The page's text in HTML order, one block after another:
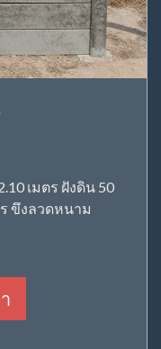
เมตร ฝังดิน 50
ร ขึงลวดหนาม